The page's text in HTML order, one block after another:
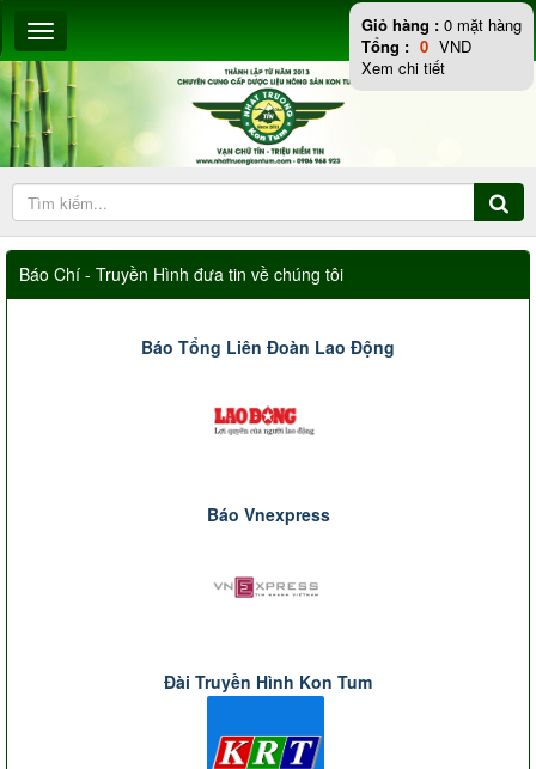
Báo Chí - Truyền Hình đưa tin về chúng tôi
Báo Tổng Liên Đoàn Lao Động
Báo Vnexpress
Đài Truyền Hình Kon Tum
Giỏ hàng : 0 mặt hàng
Tổng : 0 VND
Xem chi tiết